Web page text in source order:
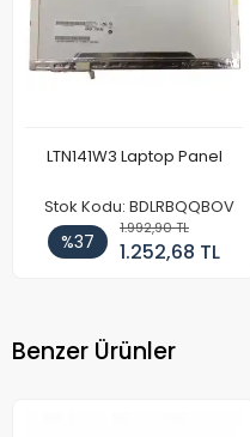
LTN141W3 Laptop Panel
Stok Kodu: BDLRBQQBOV
%37
1.992,90 TL
1.252,68 TL
Benzer Ürünler